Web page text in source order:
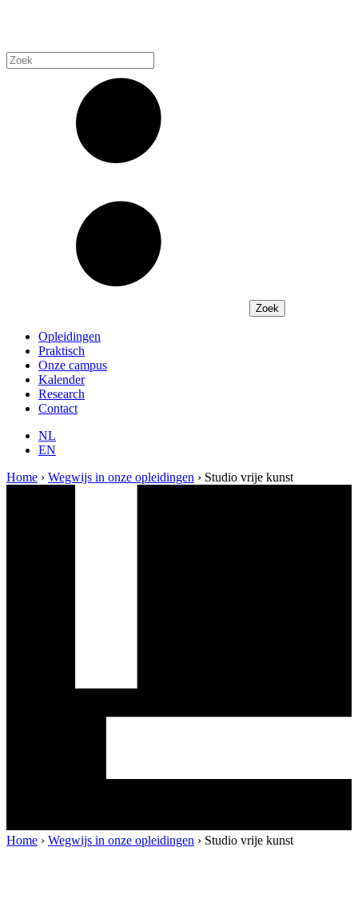
Opleidingen
Praktisch
Onze campus
Kalender
Research
Contact
NL
EN
Home › Wegwijs in onze opleidingen › Studio vrije kunst
Home › Wegwijs in onze opleidingen › Studio vrije kunst